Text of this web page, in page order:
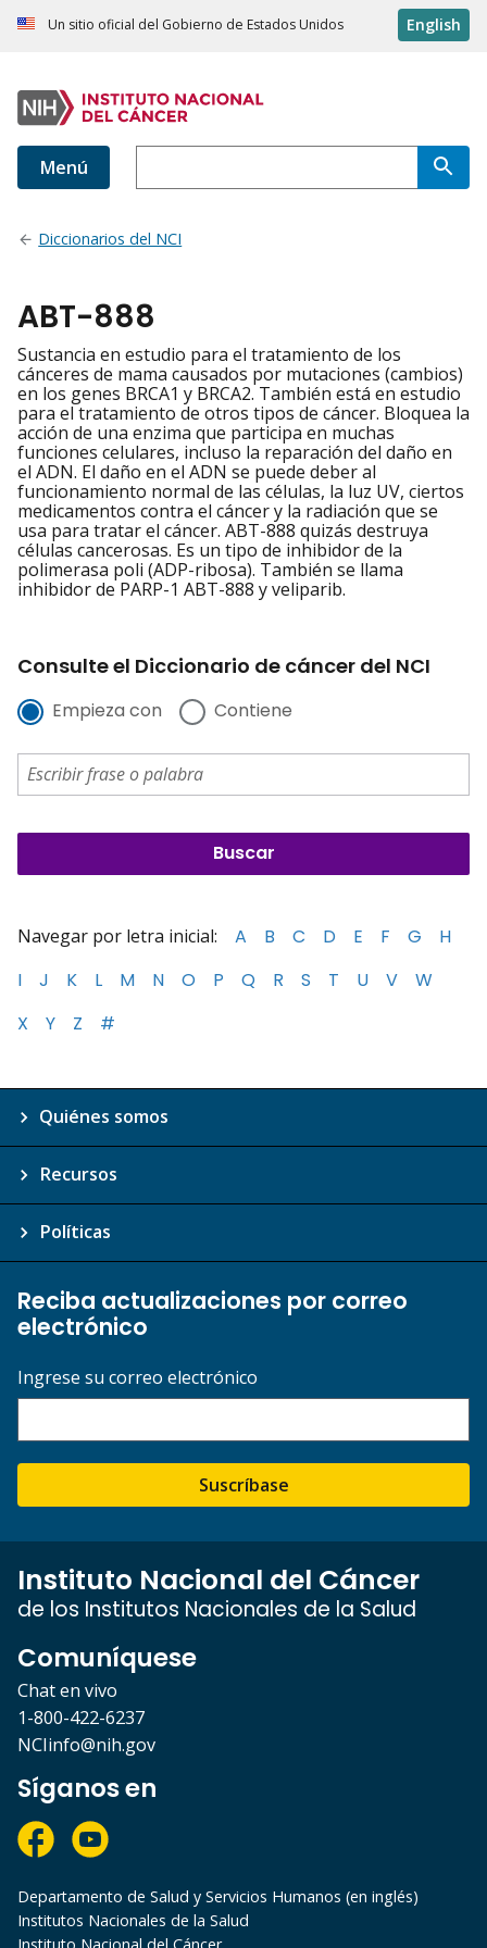
Un sitio oficial del Gobierno de Estados Unidos English
Menú
Diccionarios del NCI
ABT-888
Sustancia en estudio para el tratamiento de los
cánceres de mama causados por mutaciones (cambios)
en los genes BRCA1 y BRCA2. También está en estudio
para el tratamiento de otros tipos de cáncer. Bloquea la
acción de una enzima que participa en muchas
funciones celulares, incluso la reparación del daño en
el ADN. El daño en el ADN se puede deber al
funcionamiento normal de las células, la luz UV, ciertos
medicamentos contra el cáncer y la radiación que se
usa para tratar el cáncer. ABT-888 quizás destruya
células cancerosas. Es un tipo de inhibidor de la
polimerasa poli (ADP-ribosa). También se llama
inhibidor de PARP-1 ABT-888 y veliparib.
Consulte el Diccionario de cáncer del NCI
Empieza con Contiene
Navegar por letra inicial: A B C D E F G
H
I
J K L M N O P Q R S T U V
W
X
Y Z #
Quiénes somos
Recursos
Políticas
Reciba actualizaciones por correo
electrónico
Ingrese su correo electrónico
Suscríbase
Instituto Nacional del Cáncer
de los Institutos Nacionales de la Salud
Comuníquese
Chat en vivo
1-800-422-6237
NCIinfo@nih.gov
Síganos en
Departamento de Salud y Servicios Humanos (en inglés)
Institutos Nacionales de la Salud